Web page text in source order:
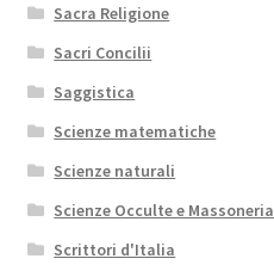
Sacra Religione
Sacri Concilii
Saggistica
Scienze matematiche
Scienze naturali
Scienze Occulte e Massoneria
Scrittori d'Italia